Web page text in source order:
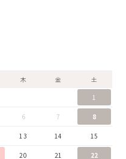
木 金
土
1
6 7 8
13 14 15
20 21 22